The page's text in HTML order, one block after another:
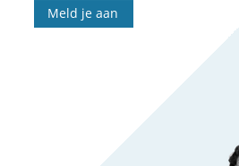
Meld je aan